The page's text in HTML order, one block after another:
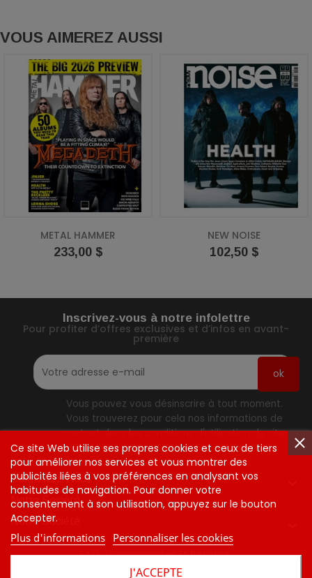
VOUS AIMEREZ AUSSI
METAL HAMMER
Prix
233,00 $
NEW NOISE
Prix
102,50 $
Inscrivez-vous à notre infolettre
Pour profiter d’offres exclusives et d’infos en avant-
première
Vous pouvez vous désinscrire à tout moment.
Vous trouverez pour cela nos informations de
contact dans les conditions d'utilisation du site.
Contactez-Nous
Notre Société
Notre Société
Ce site Web utilise ses propres cookies et ceux de tiers
pour améliorer nos services et vous montrer des
publicités liées à vos préférences en analysant vos
habitudes de navigation. Pour donner votre
consentement à son utilisation, appuyez sur le bouton
Accepter.
Plus d'informations Personnaliser les cookies
J'ACCEPTE
FAQ
Commandes Et Retours
Tarifs Et Politique D'expédition